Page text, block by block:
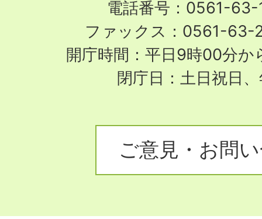
電話番号：0561-63-
ファックス：0561-63-
開庁時間：平日9時00分か
閉庁日：土日祝日
ご意見・お問